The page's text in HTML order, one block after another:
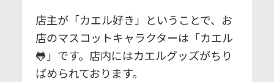
店主が「カエル好き」ということで、お
店のマスコットキャラクターは「カエル
🐸」です。店内にはカエルグッズがちり
ばめられております。